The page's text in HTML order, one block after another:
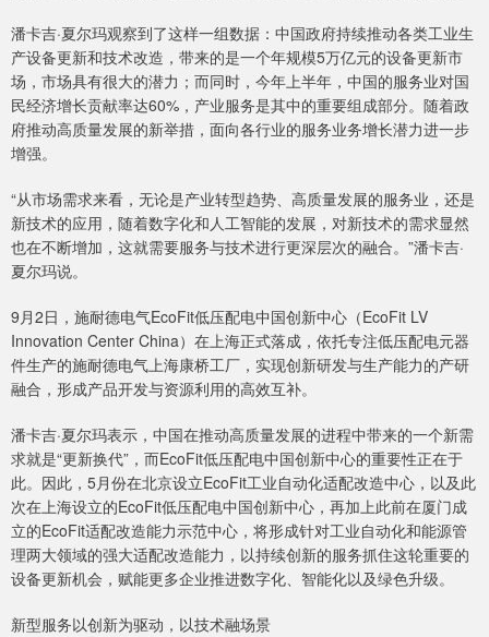
潘卡吉·夏尔玛观察到了这样一组数据：中国政府持续推动各类工业生
产设备更新和技术改造，带来的是一个年规模5万亿元的设备更新市
场，市场具有很大的潜力；而同时，今年上半年，中国的服务业对国
民经济增长贡献率达60%，产业服务是其中的重要组成部分。随着政
府推动高质量发展的新举措，面向各行业的服务业务增长潜力进一步
增强。
“从市场需求来看，无论是产业转型趋势、高质量发展的服务业，还是
新技术的应用，随着数字化和人工智能的发展，对新技术的需求显然
也在不断增加，这就需要服务与技术进行更深层次的融合。”潘卡吉·
夏尔玛说。
9月2日，施耐德电气EcoFit低压配电中国创新中心（EcoFit LV
Innovation Center China）在上海正式落成，依托专注低压配电元器
件生产的施耐德电气上海康桥工厂，实现创新研发与生产能力的产研
融合，形成产品开发与资源利用的高效互补。
潘卡吉·夏尔玛表示，中国在推动高质量发展的进程中带来的一个新需
求就是“更新换代”，而EcoFit低压配电中国创新中心的重要性正在于
此。因此，5月份在北京设立EcoFit工业自动化适配改造中心，以及此
次在上海设立的EcoFit低压配电中国创新中心，再加上此前在厦门成
立的EcoFit适配改造能力示范中心，将形成针对工业自动化和能源管
理两大领域的强大适配改造能力，以持续创新的服务抓住这轮重要的
设备更新机会，赋能更多企业推进数字化、智能化以及绿色升级。
新型服务以创新为驱动，以技术融场景